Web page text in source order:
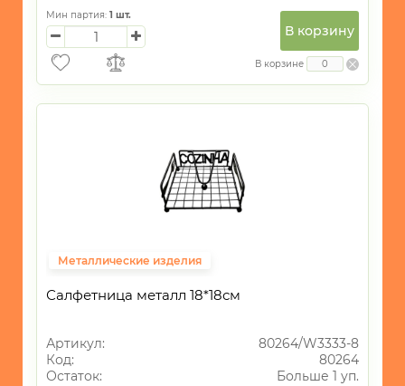
Мин партия: 1 шт.
В корзину
В корзине
Металлические изделия
Салфетница металл 18*18см
Артикул:
80264/W3333-8
Код:
80264
Остаток:
Больше 1 уп.